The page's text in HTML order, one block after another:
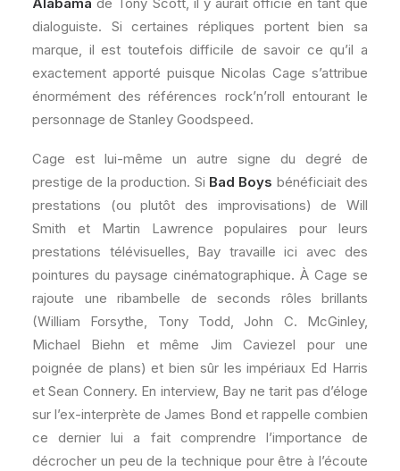
dialoguiste. Si certaines répliques portent bien sa
marque, il est toutefois difficile de savoir ce qu’il a
exactement apporté puisque Nicolas Cage s’attribue
énormément des références rock’n’roll entourant le
personnage de Stanley Goodspeed.
Cage est lui-même un autre signe du degré de
prestige de la production. Si Bad Boys bénéficiait des
prestations (ou plutôt des improvisations) de Will
Smith et Martin Lawrence populaires pour leurs
prestations télévisuelles, Bay travaille ici avec des
pointures du paysage cinématographique. À Cage se
rajoute une ribambelle de seconds rôles brillants
(William Forsythe, Tony Todd, John C. McGinley,
Michael Biehn et même Jim Caviezel pour une
poignée de plans) et bien sûr les impériaux Ed Harris
et Sean Connery. En interview, Bay ne tarit pas d’éloge
sur l’ex-interprète de James Bond et rappelle combien
ce dernier lui a fait comprendre l’importance de
décrocher un peu de la technique pour être à l’écoute